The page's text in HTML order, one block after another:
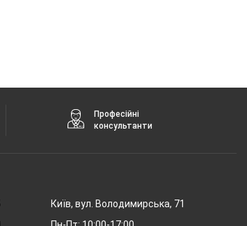
Професійні
консультанти
Київ, вул. Володимирська, 71